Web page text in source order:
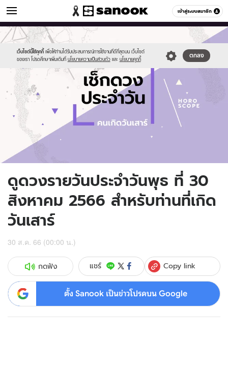
เข้าสู่ระบบสมาชิก
ดูดวง หมวดอื่นๆ
เว็บไซต์นี้ใช้คุกกี้ เพื่อให้ท่านได้รับประสบการณ์การใช้งานที่ดีที่สุดบน เว็บไซต์
ของเรา โปรดศึกษาเพิ่มเติมที่ นโยบายความเป็นส่วนตัว และ นโยบายคุกกี้
ตกลง
Sanook
//s.isanook.com/sr/0/images/logo-
new-
sanook.png
600
60
//s.isanook.com/ho/0/ud/fxd/day/daily-
horoscope-
saturday.jpg
ดูดวงรายวันประจำวันพุธ ที่ 30
สิงหาคม 2566 สำหรับท่านที่เกิด
วันเสาร์
30 ส.ค. 66 (00:00 น.)
กดฟัง แชร์ Copy link
ตั้ง Sanook เป็นข่าวโปรดบน Google